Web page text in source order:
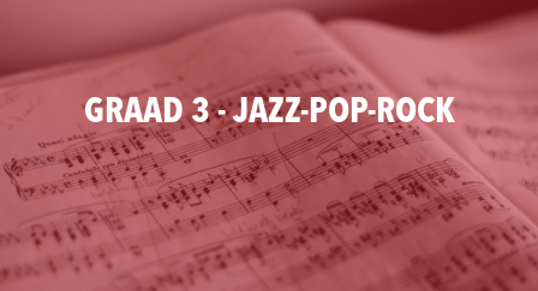
GRAAD 3 - JAZZ-POP-ROCK